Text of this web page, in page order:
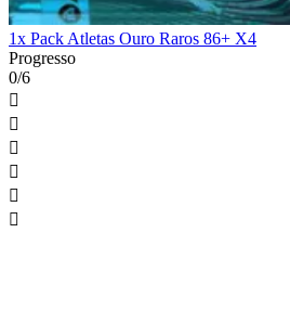
1x Pack Atletas Ouro Raros 86+ X4
Progresso
0/6





